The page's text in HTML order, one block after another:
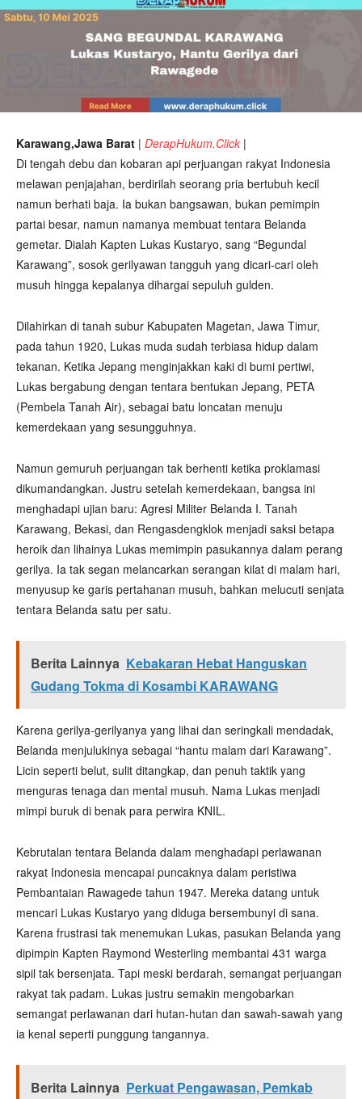
Karawang,Jawa Barat | DerapHukum.Click |
Di tengah debu dan kobaran api perjuangan rakyat Indonesia
melawan penjajahan, berdirilah seorang pria bertubuh kecil
namun berhati baja. Ia bukan bangsawan, bukan pemimpin
partai besar, namun namanya membuat tentara Belanda
gemetar. Dialah Kapten Lukas Kustaryo, sang “Begundal
Karawang”, sosok gerilyawan tangguh yang dicari-cari oleh
musuh hingga kepalanya dihargai sepuluh gulden.
Dilahirkan di tanah subur Kabupaten Magetan, Jawa Timur,
pada tahun 1920, Lukas muda sudah terbiasa hidup dalam
tekanan. Ketika Jepang menginjakkan kaki di bumi pertiwi,
Lukas bergabung dengan tentara bentukan Jepang, PETA
(Pembela Tanah Air), sebagai batu loncatan menuju
kemerdekaan yang sesungguhnya.
Namun gemuruh perjuangan tak berhenti ketika proklamasi
dikumandangkan. Justru setelah kemerdekaan, bangsa ini
menghadapi ujian baru: Agresi Militer Belanda I. Tanah
Karawang, Bekasi, dan Rengasdengklok menjadi saksi betapa
heroik dan lihainya Lukas memimpin pasukannya dalam perang
gerilya. Ia tak segan melancarkan serangan kilat di malam hari,
menyusup ke garis pertahanan musuh, bahkan melucuti senjata
tentara Belanda satu per satu.
Berita Lainnya Kebakaran Hebat Hanguskan
Gudang Tokma di Kosambi KARAWANG
Karena gerilya-gerilyanya yang lihai dan seringkali mendadak,
Belanda menjulukinya sebagai “hantu malam dari Karawang”.
Licin seperti belut, sulit ditangkap, dan penuh taktik yang
menguras tenaga dan mental musuh. Nama Lukas menjadi
mimpi buruk di benak para perwira KNIL.
Kebrutalan tentara Belanda dalam menghadapi perlawanan
rakyat Indonesia mencapai puncaknya dalam peristiwa
Pembantaian Rawagede tahun 1947. Mereka datang untuk
mencari Lukas Kustaryo yang diduga bersembunyi di sana.
Karena frustrasi tak menemukan Lukas, pasukan Belanda yang
dipimpin Kapten Raymond Westerling membantai 431 warga
sipil tak bersenjata. Tapi meski berdarah, semangat perjuangan
rakyat tak padam. Lukas justru semakin mengobarkan
semangat perlawanan dari hutan-hutan dan sawah-sawah yang
ia kenal seperti punggung tangannya.
Berita Lainnya Perkuat Pengawasan, Pemkab